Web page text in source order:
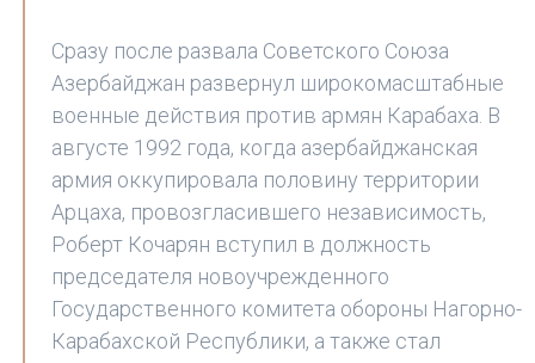
Сразу после развала Советского Союза
Азербайджан развернул широкомасштабные
военные действия против армян Карабаха. В
августе 1992 года, когда азербайджанская
армия оккупировала половину территории
Арцаха, провозгласившего независимость,
Роберт Кочарян вступил в должность
председателя новоучрежденного
Государственного комитета обороны Нагорно-
Карабахской Республики, а также стал